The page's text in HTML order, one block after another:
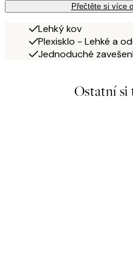
Přečtěte si více
Lehký kov
Plexisklo - Lehké a
Jednoduché
Ostatní si